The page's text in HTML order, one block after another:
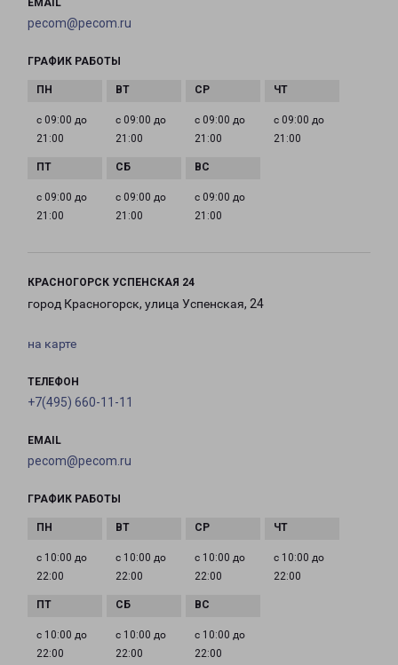
EMAIL
pecom@pecom.ru
ГРАФИК РАБОТЫ
с 09:00 до
21:00
с 09:00 до
21:00
с 09:00 до
21:00
с 09:00 до
21:00
с 09:00 до
21:00
с 09:00 до
21:00
с 09:00 до
21:00
КРАСНОГОРСК УСПЕНСКАЯ 24
город Красногорск, улица Успенская, 24
на карте
ТЕЛЕФОН
+7(495) 660-11-11
EMAIL
pecom@pecom.ru
ГРАФИК РАБОТЫ
с 10:00 до
22:00
с 10:00 до
22:00
с 10:00 до
22:00
с 10:00 до
22:00
с 10:00 до
22:00
с 10:00 до
22:00
с 10:00 до
22:00